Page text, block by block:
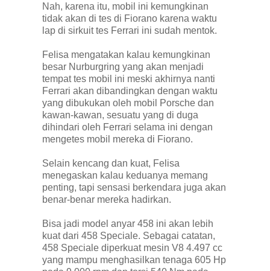
Nah, karena itu, mobil ini kemungkinan
tidak akan di tes di Fiorano karena waktu
lap di sirkuit tes Ferrari ini sudah mentok.
Felisa mengatakan kalau kemungkinan
besar Nurburgring yang akan menjadi
tempat tes mobil ini meski akhirnya nanti
Ferrari akan dibandingkan dengan waktu
yang dibukukan oleh mobil Porsche dan
kawan-kawan, sesuatu yang di duga
dihindari oleh Ferrari selama ini dengan
mengetes mobil mereka di Fiorano.
Selain kencang dan kuat, Felisa
menegaskan kalau keduanya memang
penting, tapi sensasi berkendara juga akan
benar-benar mereka hadirkan.
Bisa jadi model anyar 458 ini akan lebih
kuat dari 458 Speciale. Sebagai catatan,
458 Speciale diperkuat mesin V8 4.497 cc
yang mampu menghasilkan tenaga 605 Hp